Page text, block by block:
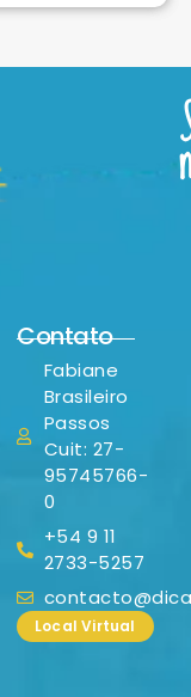
Contato
Fabiane
Brasileiro
Passos
Cuit: 27-
95745766-
0
+54 9 11
2733-5257
Local Virtual